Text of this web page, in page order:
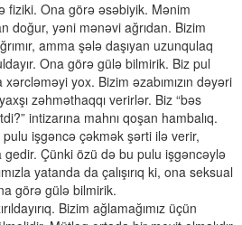
fiziki. Ona görə əsəbiyik. Mənim
doğur, yəni mənəvi ağrıdan. Bizim
amma şələ daşıyan uzunqulaq
Ona görə gülə bilmirik. Biz pul
xərcləməyi yox. Bizim əzabımızın dəyəri
zəhməthaqqı verirlər. Biz “bəs
intizarına mahnı qoşan hambalıq.
işgəncə çəkmək şərti ilə verir,
gedir. Çünki özü də bu pulu işgəncəylə
yatanda da çalışırıq ki, ona seksual
görə gülə bilmirik.
Bizim ağlamağımız üçün